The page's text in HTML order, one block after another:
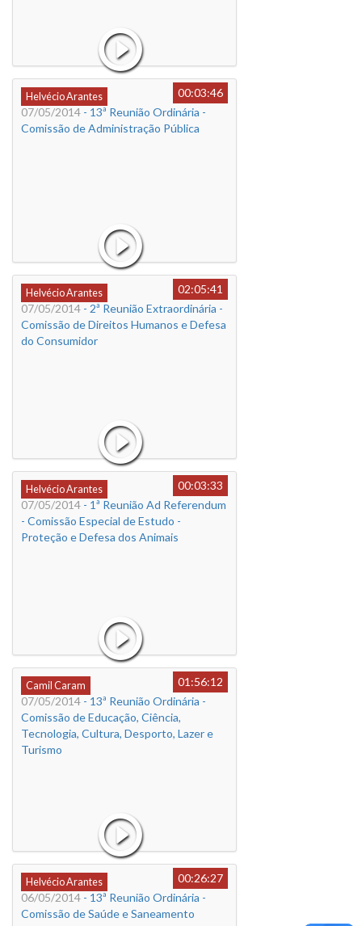
Helvécio Arantes
00:03:46
07/05/2014 - 13ª Reunião Ordinária -
Comissão de Administração Pública
Helvécio Arantes
02:05:41
07/05/2014 - 2ª Reunião Extraordinária -
Comissão de Direitos Humanos e Defesa
do Consumidor
Helvécio Arantes
00:03:33
07/05/2014 - 1ª Reunião Ad Referendum
- Comissão Especial de Estudo -
Proteção e Defesa dos Animais
Camil Caram
01:56:12
07/05/2014 - 13ª Reunião Ordinária -
Comissão de Educação, Ciência,
Tecnologia, Cultura, Desporto, Lazer e
Turismo
Helvécio Arantes
00:26:27
06/05/2014 - 13ª Reunião Ordinária -
Comissão de Saúde e Saneamento